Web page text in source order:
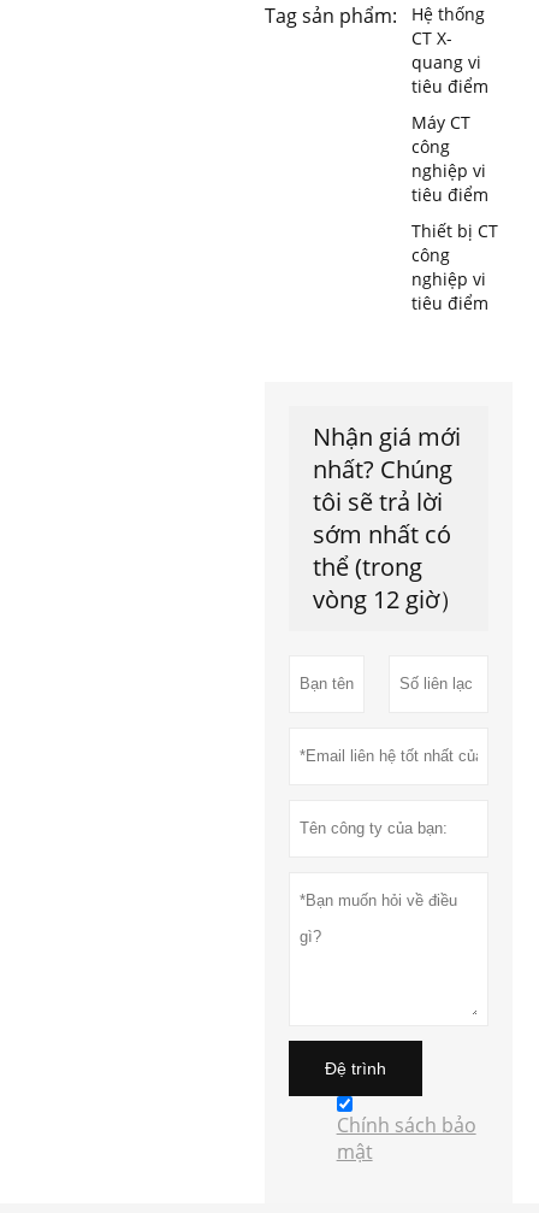
Tag sản phẩm:
Hệ thống
CT X-
quang vi
tiêu điểm
Máy CT
công
nghiệp vi
tiêu điểm
Thiết bị CT
công
nghiệp vi
tiêu điểm
Nhận giá mới
nhất? Chúng
tôi sẽ trả lời
sớm nhất có
thể (trong
vòng 12 giờ）
Đệ trình
Chính sách bảo
mật